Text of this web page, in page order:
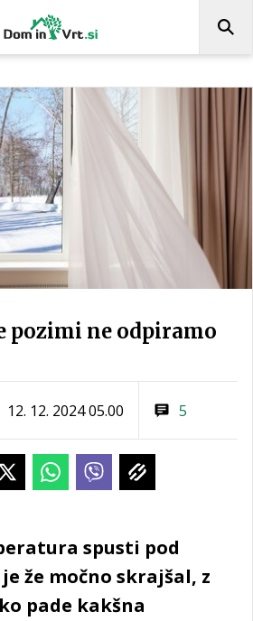
pozimi ne odpiramo
12. 12. 2024 05.00 5
spusti pod
že močno skrajšal, z
pade kakšna